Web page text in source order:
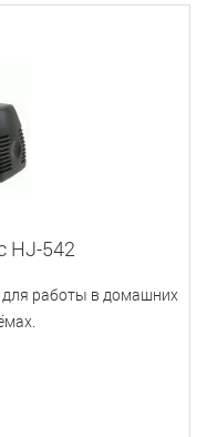
HJ-542
работы в домашних